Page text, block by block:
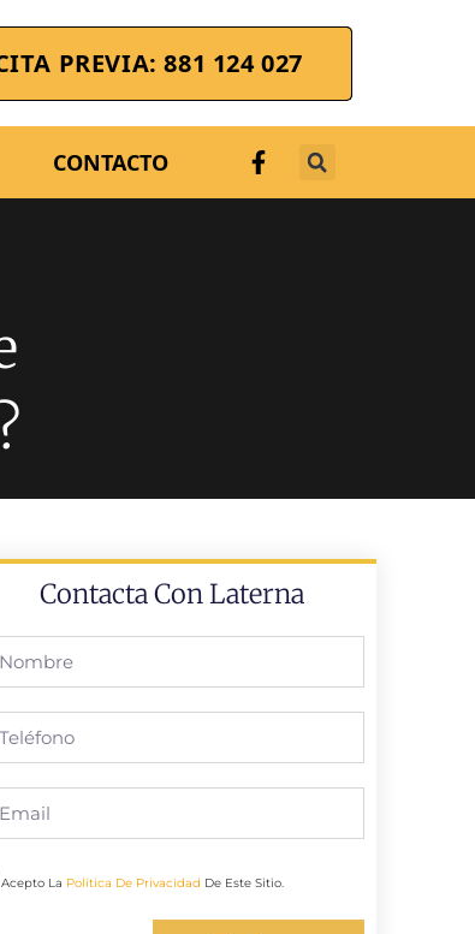
PREVIA: 881 124 027
CONTACTO
Contacta Con Laterna
Acepto La Política De Privacidad De Este Sitio.